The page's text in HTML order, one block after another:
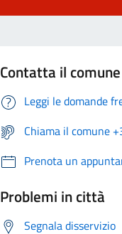
Contatta il comune
Leggi le domande
Chiama il comune
Prenota un
Problemi in città
Segnala disservizio